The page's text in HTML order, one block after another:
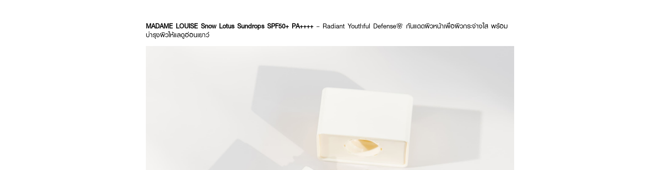
MADAME LOUISE Snow Lotus Sundrops SPF50+ PA++++ – Radiant Youthful Defense🌸 กันแดดผิวหน้าเพื่อผิวกระจ่างใส พร้อม
บำรุงผิวให้แลดูอ่อนเยาว์